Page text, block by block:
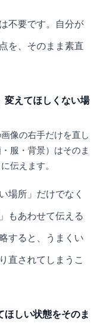
不要です。自分が
を、そのまま素直
えてほしくない場
像の右手だけを直し
服・背景）はそのま
伝えます。
場所」だけでなく
もあわせて伝える
すると、うまくい
直されてしまうこ
しい状態をそのま